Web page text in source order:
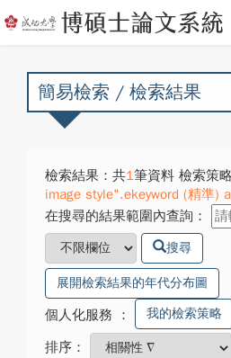
簡易檢索 / 檢索結果
檢索結果：共1筆資料 檢索策略
image style".ekeyword (精準)
在搜尋的結果範圍內查詢：
搜尋
展開檢索結果的年代分布圖
個人化服務 ： 我的檢索策略
排序：